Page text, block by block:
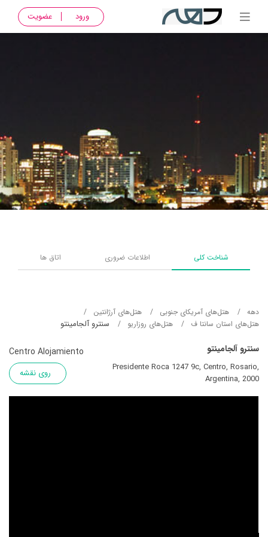
ورود عضویت
شناخت کلی اطلاعات ضروری اتاق ها
دهه هتل‌های آمریکای جنوبی
هتل‌های آرژانتین
هتل‌های استان سانتا ف
هتل‌های روزاریو سنترو آلجامینتو
سنترو آلجامینتو Centro Alojamiento
Presidente Roca 1247 9c, Centro, Rosario,
Argentina, 2000
روی نقشه